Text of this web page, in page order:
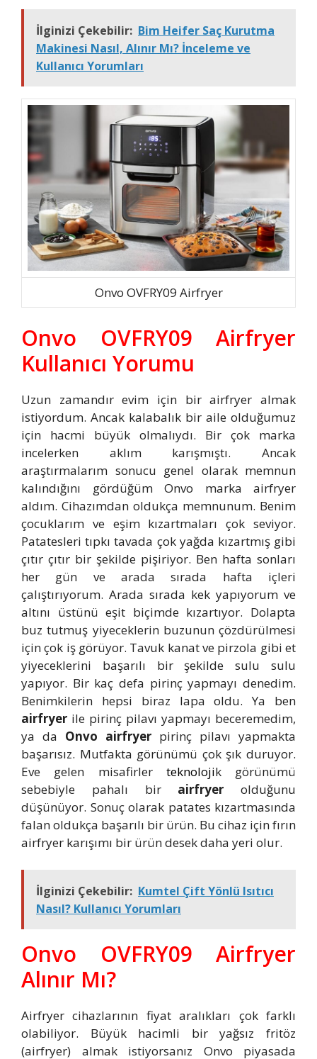
İlginizi Çekebilir: Bim Heifer Saç Kurutma
Makinesi Nasıl, Alınır Mı? İnceleme ve
Kullanıcı Yorumları
Onvo OVFRY09 Airfryer
Onvo OVFRY09 Airfryer
Kullanıcı Yorumu
Uzun zamandır evim için bir airfryer almak
istiyordum. Ancak kalabalık bir aile olduğumuz
için hacmi büyük olmalıydı. Bir çok marka
incelerken aklım karışmıştı. Ancak
araştırmalarım sonucu genel olarak memnun
kalındığını gördüğüm Onvo marka airfryer
aldım. Cihazımdan oldukça memnunum. Benim
çocuklarım ve eşim kızartmaları çok seviyor.
Patatesleri tıpkı tavada çok yağda kızartmış gibi
çıtır çıtır bir şekilde pişiriyor. Ben hafta sonları
her gün ve arada sırada hafta içleri
çalıştırıyorum. Arada sırada kek yapıyorum ve
altını üstünü eşit biçimde kızartıyor. Dolapta
buz tutmuş yiyeceklerin buzunun çözdürülmesi
için çok iş görüyor. Tavuk kanat ve pirzola gibi et
yiyeceklerini başarılı bir şekilde sulu sulu
yapıyor. Bir kaç defa pirinç yapmayı denedim.
Benimkilerin hepsi biraz lapa oldu. Ya ben
airfryer ile pirinç pilavı yapmayı beceremedim,
ya da Onvo airfryer pirinç pilavı yapmakta
başarısız. Mutfakta görünümü çok şık duruyor.
Eve gelen misafirler teknolojik görünümü
sebebiyle pahalı bir airfryer olduğunu
düşünüyor. Sonuç olarak patates kızartmasında
falan oldukça başarılı bir ürün. Bu cihaz için fırın
airfryer karışımı bir ürün desek daha yeri olur.
İlginizi Çekebilir: Kumtel Çift Yönlü Isıtıcı
Nasıl? Kullanıcı Yorumları
Onvo OVFRY09 Airfryer
Alınır Mı?
Airfryer cihazlarının fiyat aralıkları çok farklı
olabiliyor. Büyük hacimli bir yağsız fritöz
(airfryer) almak istiyorsanız Onvo piyasada